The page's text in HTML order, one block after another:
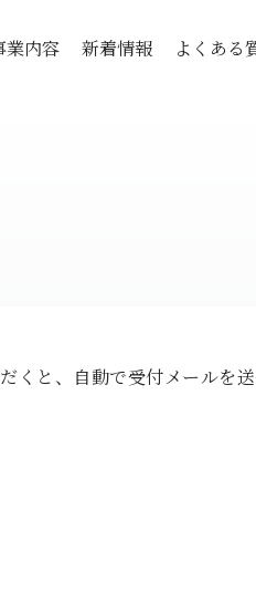
業内容 新着情報 よくある
と、自動で受付メールを送